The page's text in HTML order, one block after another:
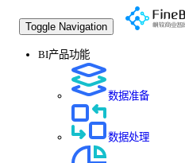
Toggle Navigation
BI产品功能
数据准备
数据处理